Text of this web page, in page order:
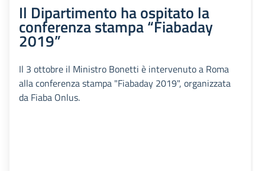
Il Dipartimento ha ospitato la
conferenza stampa “Fiabaday
2019”
Il 3 ottobre il Ministro Bonetti è intervenuto a Roma
alla conferenza stampa "Fiabaday 2019", organizzata
da Fiaba Onlus.